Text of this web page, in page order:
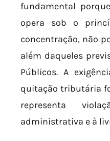
fundamental
opera sob o
concentração, não
além daqueles
Públicos. A
quitação tributária
representa
administrativa e à